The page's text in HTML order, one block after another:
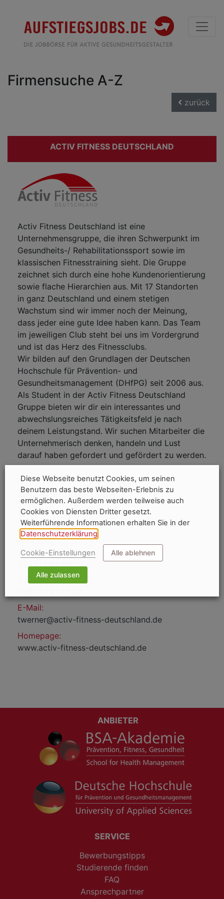
Firmensuche A-Z
zurück
ACTIV FITNESS DEUTSCHLAND
Activ Fitness Deutschland ist eine
Unternehmensgruppe, die ihren Schwerpunkt im
Gesundheits-/ Rehabilitationssport sowie im
klassischen Fitnesstraining sieht. Die Gruppe
zeichnet sich durch eine hohe Kundenorientierung
sowie flache Hierarchien aus. Mit 17 Standorten
in ganz Deutschland und einem stetigen
Wachstum sind wir immer noch der Meinung,
dass jeder eine gute Idee haben kann. Das Team
im jeweiligen Club steht bei uns im Vordergrund
und ist das Herz des Fitnessclubs.
Wir bilden auf den Grundlagen der Deutschen
Hochschule für Prävention- und
Gesundheitsmanagement (DHfPG) seit 2006 aus.
Als Student in der Activ Fitness Deutschland
Gruppe bieten wir dir ein interessantes und
abwechslungsreiches Tätigkeitsfeld je nach
deinem Leistungstand. Wir suchen Mitarbeiter die
Unternehmerisch denken, handeln und Lust
darauf haben gefordert und gefördert zu werden.
Firma:
Activ Fitness Deutschland
Ansprechpartner/in:
Herr Toni Werner
Adresse:
Waldbaurstr. 4-6
Telefon:
E-Mail:
twerner@activ-fitness-deutschland.de
Homepage:
www.activ-fitness-deutschland.de
ANBIETER
SERVICE
Bewerbungstipps
Studierende finden
FAQ
Ansprechpartner
Diese Webseite benutzt Cookies, um seinen
Benutzern das beste Webseiten-Erlebnis zu
ermöglichen. Außerdem werden teilweise auch
Cookies von Diensten Dritter gesetzt.
Weiterführende Informationen erhalten Sie in der
Datenschutzerklärung
Cookie-Einstellungen Alle ablehnen
Alle zulassen